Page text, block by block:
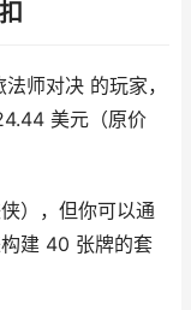
师对决 的玩家，
美元（原价
），但你可以通
建 40 张牌的套